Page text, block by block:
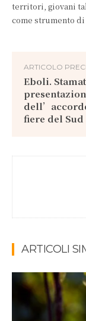
territori, giovani
come strumento
ARTICOLO
Eboli.
fiere del
ARTICOLI